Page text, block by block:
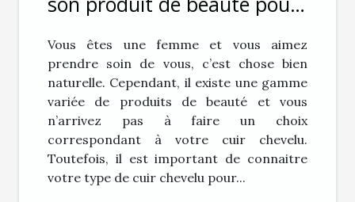
Vous êtes une femme et vous aimez
prendre soin de vous, c’est chose bien
naturelle. Cependant, il existe une gamme
variée de produits de beauté et vous
n’arrivez pas à faire un choix
correspondant à votre cuir chevelu.
Toutefois, il est important de connaitre
votre type de cuir chevelu pour...